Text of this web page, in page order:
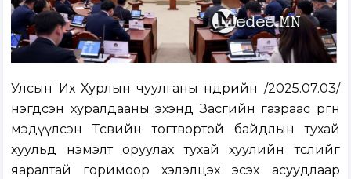
Улсын Их Хурлын чуулганы өнөөдрийн /2025.07.03/
нэгдсэн хуралдааны эхэнд Засгийн газраас өргөн
мэдүүлсэн Төсвийн тогтвортой байдлын тухай
хуульд нэмэлт оруулах тухай хуулийн төслийг
яаралтай горимоор хэлэлцэх эсэх асуудлаар